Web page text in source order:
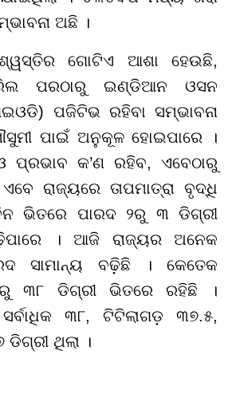
ଅଛି ।
ଗୋଟିଏ ଆଶା ହେଉଛି,
ପରଠାରୁ ଇଣ୍ଡିଆନ ଓସନ
ପଜିଟିଭ ରହିବା ସମ୍ଭାବନା
ପାଇଁ ଅନୁକୂଳ ହୋଇପାରେ ।
ପ୍ରଭାବ କ’ଣ ରହିବ, ଏବେଠାରୁ
ରାଜ୍ୟରେ ତାପମାତ୍ରା ବୃଦ୍ଧି
ଭିତରେ ପାରଦ ୨ରୁ ୩ ଡିଗ୍ରୀ
। ଆଜି ରାଜ୍ୟର ଅନେକ
ସାମାନ୍ୟ ବଢ଼ିଛି । କେତେକ
୩୮ ଡିଗ୍ରୀ ଭିତରେ ରହିଛି ।
ସର୍ବାଧିକ ୩୮, ଟିଟିଲାଗଡ଼ ୩୭.୫,
ଡିଗ୍ରୀ ଥିଲା ।